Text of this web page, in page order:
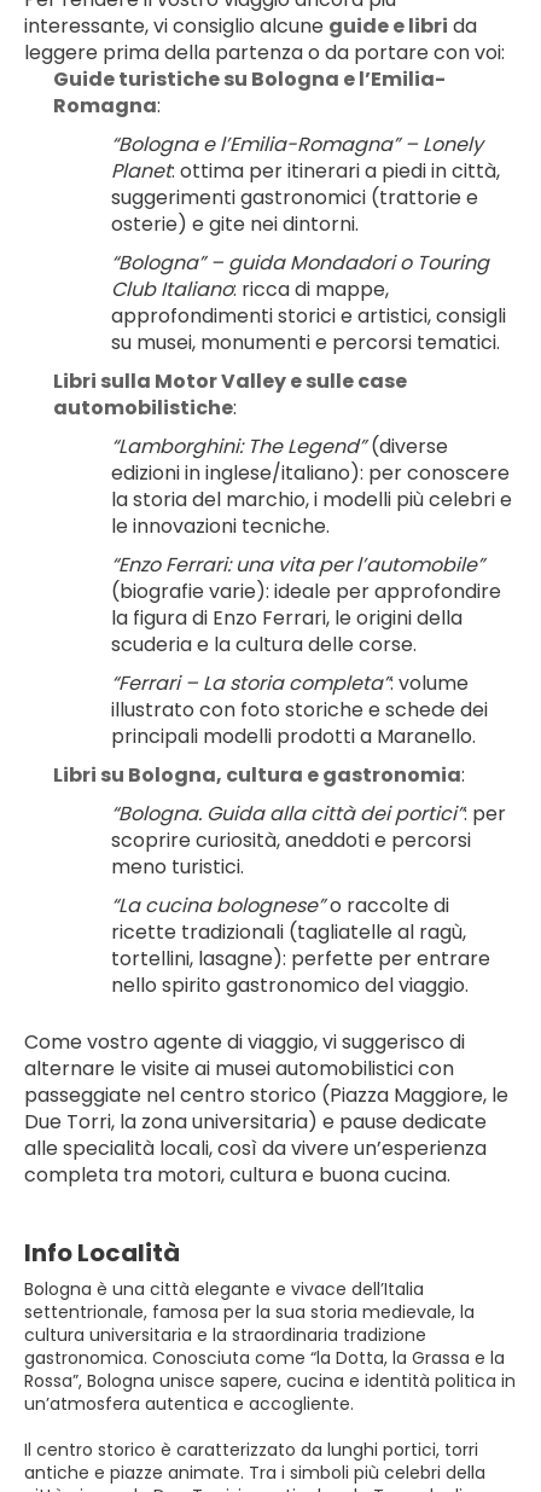
interessante, vi consiglio alcune guide e libri da
leggere prima della partenza o da portare con voi:
Guide turistiche su Bologna e l’Emilia-
Romagna:
“Bologna e l’Emilia-Romagna” – Lonely
Planet: ottima per itinerari a piedi in città,
suggerimenti gastronomici (trattorie e
osterie) e gite nei dintorni.
“Bologna” – guida Mondadori o Touring
Club Italiano: ricca di mappe,
approfondimenti storici e artistici, consigli
su musei, monumenti e percorsi tematici.
Libri sulla Motor Valley e sulle case
automobilistiche:
“Lamborghini: The Legend” (diverse
edizioni in inglese/italiano): per conoscere
la storia del marchio, i modelli più celebri e
le innovazioni tecniche.
“Enzo Ferrari: una vita per l’automobile”
(biografie varie): ideale per approfondire
la figura di Enzo Ferrari, le origini della
scuderia e la cultura delle corse.
“Ferrari – La storia completa”: volume
illustrato con foto storiche e schede dei
principali modelli prodotti a Maranello.
Libri su Bologna, cultura e gastronomia:
“Bologna. Guida alla città dei portici”: per
scoprire curiosità, aneddoti e percorsi
meno turistici.
“La cucina bolognese” o raccolte di
ricette tradizionali (tagliatelle al ragù,
tortellini, lasagne): perfette per entrare
nello spirito gastronomico del viaggio.
Come vostro agente di viaggio, vi suggerisco di
alternare le visite ai musei automobilistici con
passeggiate nel centro storico (Piazza Maggiore, le
Due Torri, la zona universitaria) e pause dedicate
alle specialità locali, così da vivere un’esperienza
completa tra motori, cultura e buona cucina.
Info Località
Bologna è una città elegante e vivace dell’Italia
settentrionale, famosa per la sua storia medievale, la
cultura universitaria e la straordinaria tradizione
gastronomica. Conosciuta come “la Dotta, la Grassa e la
Rossa”, Bologna unisce sapere, cucina e identità politica in
un’atmosfera autentica e accogliente.
Il centro storico è caratterizzato da lunghi portici, torri
antiche e piazze animate. Tra i simboli più celebri della